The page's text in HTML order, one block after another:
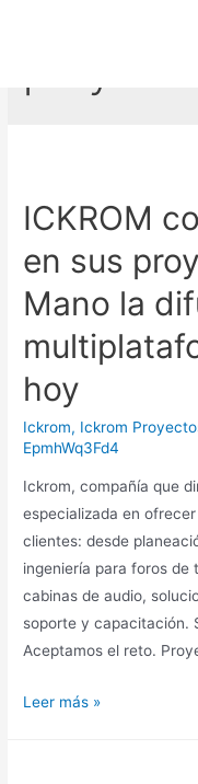
ICKROM
en sus
Mano la
hoy
Ickrom, Ickrom
EpmhWq3Fd4
Ickrom, compañía que
especializada en
clientes: desde
ingeniería para foros de
cabinas de audio,
soporte y capacitación.
Aceptamos el reto.
Leer más »